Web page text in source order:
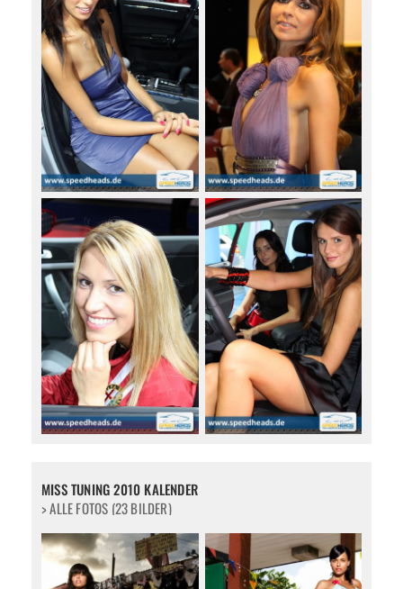
MISS TUNING 2010 KALENDER
> ALLE FOTOS (23 BILDER)